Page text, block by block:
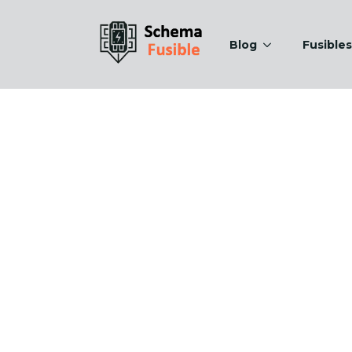
Blog Fusibles